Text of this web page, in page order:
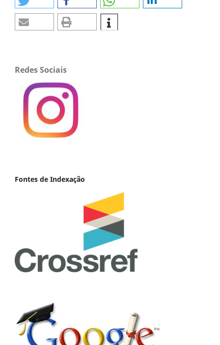
Redes Sociais
Fontes de Indexação